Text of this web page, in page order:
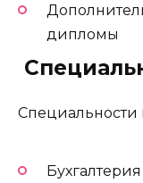
дипломы
Специальности
Бухгалтерия